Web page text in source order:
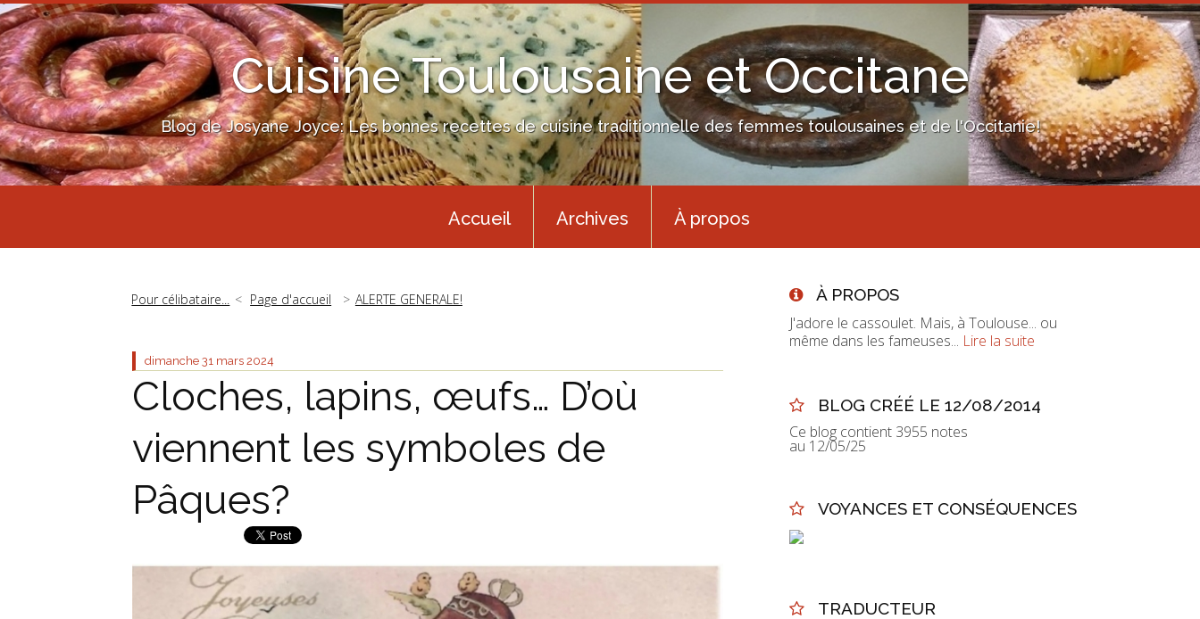
Cuisine Toulousaine et Occitane
Blog de Josyane Joyce: Les bonnes recettes de cuisine traditionnelle des femmes toulousaines et de l'Occitanie!
Accueil Archives À propos
Pour célibataire... Page d'accueil ALERTE GENERALE!
dimanche 31 mars 2024
Cloches, lapins, œufs… D’où
viennent les symboles de
Pâques?
À PROPOS
J'adore le cassoulet. Mais, à Toulouse... ou
même dans les fameuses... Lire la suite
BLOG CRÉÉ LE 12/08/2014
Ce blog contient 3955 notes
au 12/05/25
VOYANCES ET CONSÉQUENCES
TRADUCTEUR